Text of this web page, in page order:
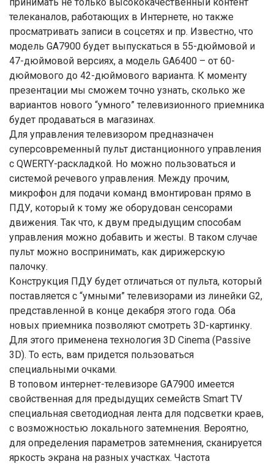
телеканалов, работающих в Интернете, но также
просматривать записи в соцсетях и пр. Известно, что
модель GA7900 будет выпускаться в 55-дюймовой и
47-дюймовой версиях, а модель GA6400 – от 60-
дюймового до 42-дюймового варианта. К моменту
презентации мы сможем точно узнать, сколько же
вариантов нового “умного” телевизионного приемника
будет продаваться в магазинах.
Для управления телевизором предназначен
суперсовременный пульт дистанционного управления
с QWERTY-раскладкой. Но можно пользоваться и
системой речевого управления. Между прочим,
микрофон для подачи команд вмонтирован прямо в
ПДУ, который к тому же оборудован сенсорами
движения. Так что, к двум предыдущим способам
управления можно добавить и жесты. В таком случае
пульт можно воспринимать, как дирижерскую
палочку.
Конструкция ПДУ будет отличаться от пульта, который
поставляется с “умными” телевизорами из линейки G2,
представленной в конце декабря этого года. Оба
новых приемника позволяют смотреть 3D-картинку.
Для этого применена технология 3D Cinema (Passive
3D). То есть, вам придется пользоваться
специальными очками.
В топовом интернет-телевизоре GA7900 имеется
свойственная для предыдущих семейств Smart TV
специальная светодиодная лента для подсветки краев,
с возможностью локального затемнения. Вероятно,
для определения параметров затемнения, сканируется
яркость экрана на разных участках. Частота